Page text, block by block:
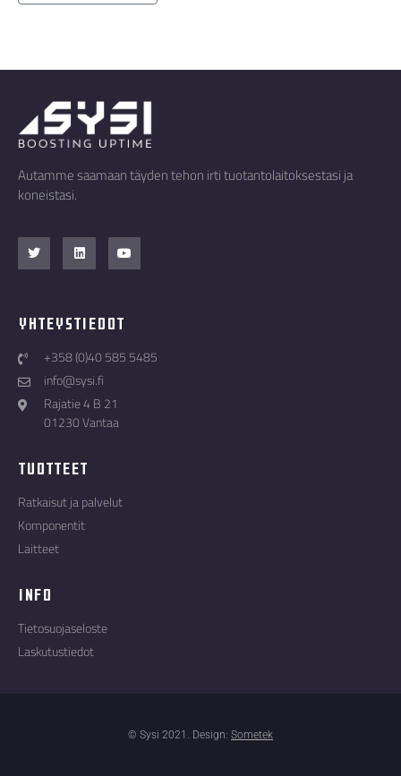
Autamme saamaan täyden tehon irti tuotantolaitoksestasi ja
koneistasi.
Yhteystiedot
+358 (0)40 585 5485
info@sysi.fi
Rajatie 4 B 21
01230 Vantaa
Tuotteet
Ratkaisut ja palvelut
Komponentit
Laitteet
Info
Tietosuojaseloste
Laskutustiedot
© Sysi 2021. Design: Sometek